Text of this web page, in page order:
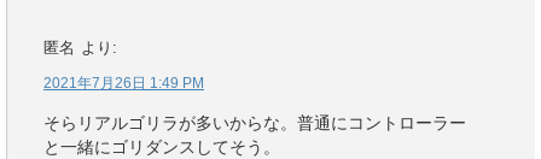
匿名 より:
2021年7月26日 1:49 PM
そらリアルゴリラが多いからな。普通にコントローラー
と一緒にゴリダンスしてそう。